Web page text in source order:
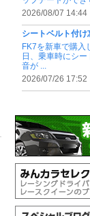
2026/08/07 14:44
シートベルト付
FK7を新車で購入
日、乗車時にシ
音が ...
2026/07/26 17:52